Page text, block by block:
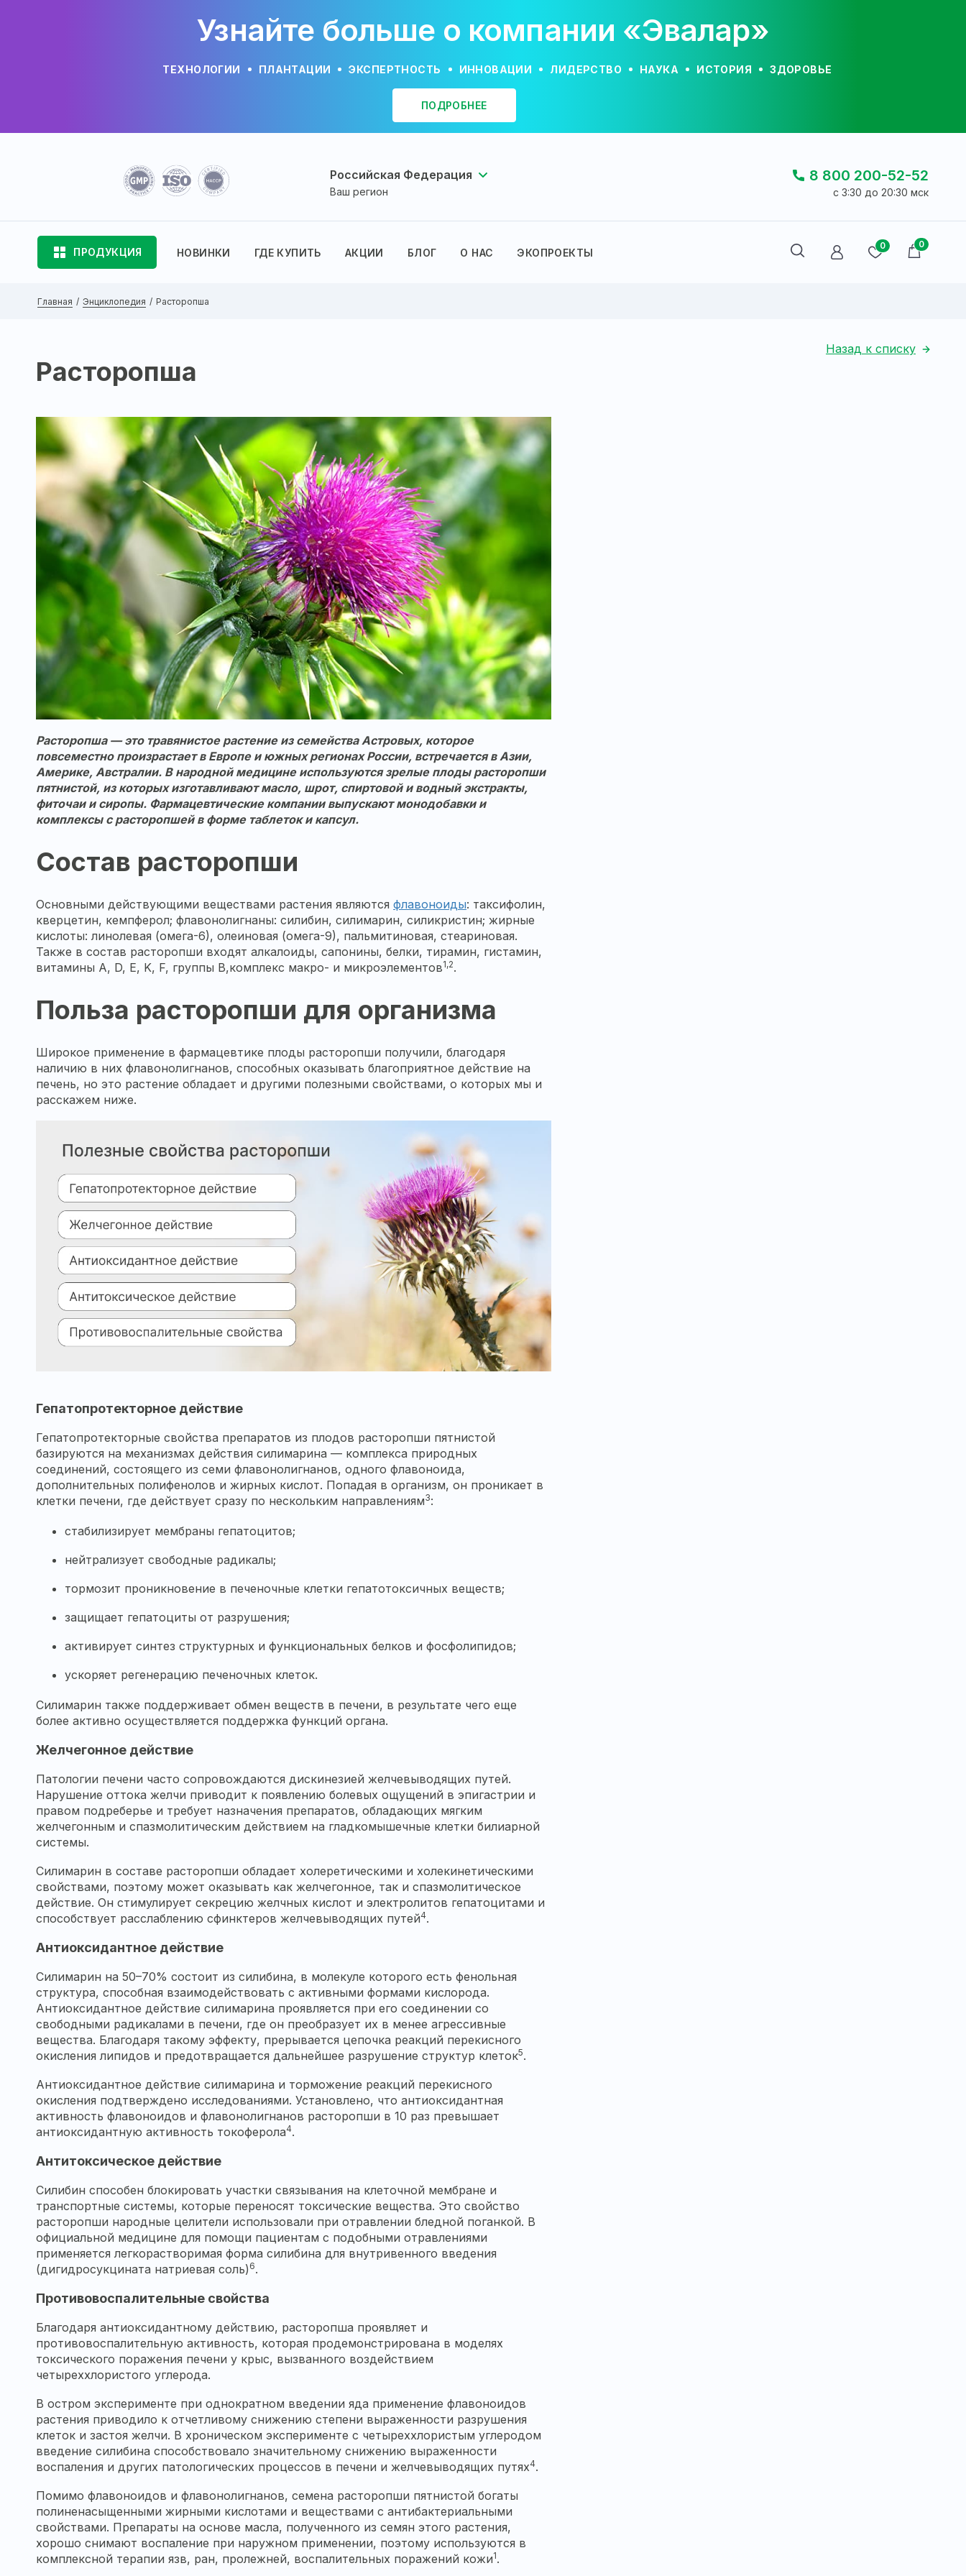
Узнайте больше о компании «Эвалар»
ТЕХНОЛОГИИ ПЛАНТАЦИИ ЭКСПЕРТНОСТЬ ИННОВАЦИИ ЛИДЕРСТВО НАУКА ИСТОРИЯ ЗДОРОВЬЕ
ПОДРОБНЕЕ
Российская Федерация
Ваш регион
8 800 200-52-52
c 3:30 до 20:30 мск
ПРОДУКЦИЯ НОВИНКИ ГДЕ КУПИТЬ АКЦИИ БЛОГ О НАС ЭКОПРОЕКТЫ
0 0
Главная Энциклопедия Расторопша
Назад к списку
Расторопша
Расторопша— это травянистое растение из семейства Астровых, которое
повсеместно произрастает в Европе и южных регионах России, встречается в Азии,
Америке, Австралии. В народной медицине используются зрелые плоды расторопши
пятнистой, из которых изготавливают масло, шрот, спиртовой и водный экстракты,
фиточаи и сиропы. Фармацевтические компании выпускают монодобавки и
комплексы срасторопшейв форме таблеток и капсул.
Состав расторопши
Основными действующими веществами растения являются флавоноиды: таксифолин,
кверцетин, кемпферол; флавонолигнаны: силибин, силимарин, силикристин; жирные
кислоты: линолевая (омега-6), олеиновая (омега-9), пальмитиновая, стеариновая.
Также в состав расторопши входят алкалоиды, сапонины, белки, тирамин, гистамин,
витамины A, D, E, K, F, группы B,комплекс макро- и микроэлементов1,2.
Польза расторопши для организма
Широкое применение в фармацевтике плоды расторопши получили, благодаря
наличию в них флавонолигнанов, способных оказывать благоприятное действие на
печень, но это растение обладает и другими полезными свойствами, о которых мы и
расскажем ниже.
Гепатопротекторное действие
Гепатопротекторные свойства препаратов из плодов расторопши пятнистой
базируются на механизмах действия силимарина — комплекса природных
соединений, состоящего из семи флавонолигнанов, одного флавоноида,
дополнительных полифенолов и жирных кислот. Попадая в организм, он проникает в
клетки печени, где действует сразу по нескольким направлениям3:
стабилизирует мембраны гепатоцитов;
нейтрализует свободные радикалы;
тормозит проникновение в печеночные клетки гепатотоксичных веществ;
защищает гепатоциты от разрушения;
активирует синтез структурных и функциональных белков и фосфолипидов;
ускоряет регенерацию печеночных клеток.
Силимарин также поддерживает обмен веществ в печени, в результате чего еще
более активно осуществляется поддержка функций органа.
Желчегонное действие
Патологии печени часто сопровождаются дискинезией желчевыводящих путей.
Нарушение оттока желчи приводит к появлению болевых ощущений в эпигастрии и
правом подреберье и требует назначения препаратов, обладающих мягким
желчегонным и спазмолитическим действием на гладкомышечные клетки билиарной
системы.
Силимарин в составе расторопши обладает холеретическими и холекинетическими
свойствами, поэтому может оказывать как желчегонное, так и спазмолитическое
действие. Он стимулирует секрецию желчных кислот и электролитов гепатоцитами и
способствует расслаблению сфинктеров желчевыводящих путей4.
Антиоксидантное действие
Силимарин на 50–70% состоит из силибина, в молекуле которого есть фенольная
структура, способная взаимодействовать с активными формами кислорода.
Антиоксидантное действие силимарина проявляется при его соединении со
свободными радикалами в печени, где он преобразует их в менее агрессивные
вещества. Благодаря такому эффекту, прерывается цепочка реакций перекисного
окисления липидов и предотвращается дальнейшее разрушение структур клеток5.
Антиоксидантное действие силимарина и торможение реакций перекисного
окисления подтверждено исследованиями. Установлено, что антиоксидантная
активность флавоноидов и флавонолигнанов расторопши в 10 раз превышает
антиоксидантную активность токоферола4.
Антитоксическое действие
Силибин способен блокировать участки связывания на клеточной мембране и
транспортные системы, которые переносят токсические вещества. Это свойство
расторопши народные целители использовали при отравлении бледной поганкой. В
официальной медицине для помощи пациентам с подобными отравлениями
применяется легкорастворимая форма силибина для внутривенного введения
(дигидросукцината натриевая соль) 6.
Противовоспалительные свойства
Благодаря антиоксидантному действию, расторопша проявляет и
противовоспалительную активность, которая продемонстрирована в моделях
токсического поражения печени у крыс, вызванного воздействием
четыреххлористого углерода.
В остром эксперименте при однократном введении яда применение флавоноидов
растения приводило к отчетливому снижению степени выраженности разрушения
клеток и застоя желчи. В хроническом эксперименте с четыреххлористым углеродом
введение силибина способствовало значительному снижению выраженности
воспаления и других патологических процессов в печени и желчевыводящих путях4.
Помимо флавоноидов и флавонолигнанов, семена расторопши пятнистой богаты
полиненасыщенными жирными кислотами и веществами с антибактериальными
свойствами. Препараты на основе масла, полученного из семян этого растения,
хорошо снимают воспаление при наружном применении, поэтому используются в
комплексной терапии язв, ран, пролежней, воспалительных поражений кожи1.